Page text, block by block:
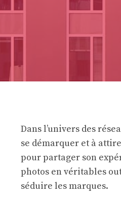
Dans l’univers des
se démarquer et à
pour partager son
photos en véritables
séduire les marques.